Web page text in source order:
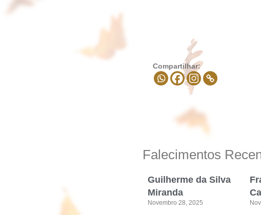
Compartilhar:
Falecimentos
Guilherme da Silva
Miranda
Novembro 28, 2025